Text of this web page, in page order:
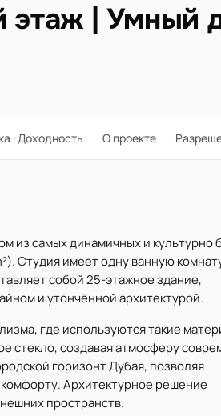
этаж | Умный
· Доходность О проекте
из самых динамичных и культурно
Студия имеет одну ванную
собой 25-этажное здание,
и утончённой архитектурой.
где используются такие
стекло, создавая атмосферу
горизонт Дубая, позволяя
Архитектурное решение
пространств.